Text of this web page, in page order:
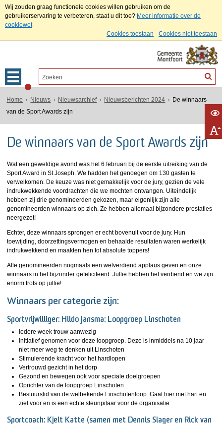
Wij zouden graag functionele cookies willen gebruiken om de
gebruikerservaring te verbeteren, staat u dit toe? Meer informatie over de
cookiewet
Cookies toestaan
Cookies niet toestaan
Home Nieuws Nieuwsarchief Nieuwsberichten 2024
De winnaars
van de Sport Awards zijn
De winnaars van de Sport Awards zijn
Wat een geweldige avond was het 6 februari bij de eerste uitreiking van de
Sport Award in St Joseph. We hadden het genoegen om 130 gasten te
verwelkomen. De keuze was niet gemakkelijk voor de jury, gezien de vele
indrukwekkende voordrachten die we mochten ontvangen. Uiteindelijk
hebben zij drie genomineerden gekozen, maar eigenlijk zijn alle
genomineerden winnaars op zich. Ze hebben allemaal bijzondere prestaties
neergezet!
Echter, deze winnaars sprongen er echt bovenuit voor de jury. Hun
toewijding, doorzettingsvermogen en behaalde resultaten waren werkelijk
indrukwekkend en maakten hen tot absolute toppers!
Alle genomineerden nogmaals een welverdiend applaus geven en onze
winnaars in het bijzonder gefeliciteerd. Jullie hebben het verdiend en we zijn
enorm trots op jullie!
Winnaars per categorie zijn:
Sportvrijwilliger: Hildo Jansma: Loopgroep Linschoten
Iedere week trouw aanwezig
Initiatief genomen voor deze loopgroep. Deze is inmiddels na 10 jaar
niet meer weg te denken uit Linschoten
Stimulerende kracht voor het hardlopen
Vertrouwd gezicht in het dorp
Gezond en bewegen ook voor speciale doelgroepen
Oprichter van de loopgroep Linschoten
Bestuurslid van de welbekende Linschotenloop. Gaat hier met hart en
ziel voor en is een echte steunpilaar voor de organisatie
Sportcoach: Kjelt Katte (samen met Dennis Slager en Rick van